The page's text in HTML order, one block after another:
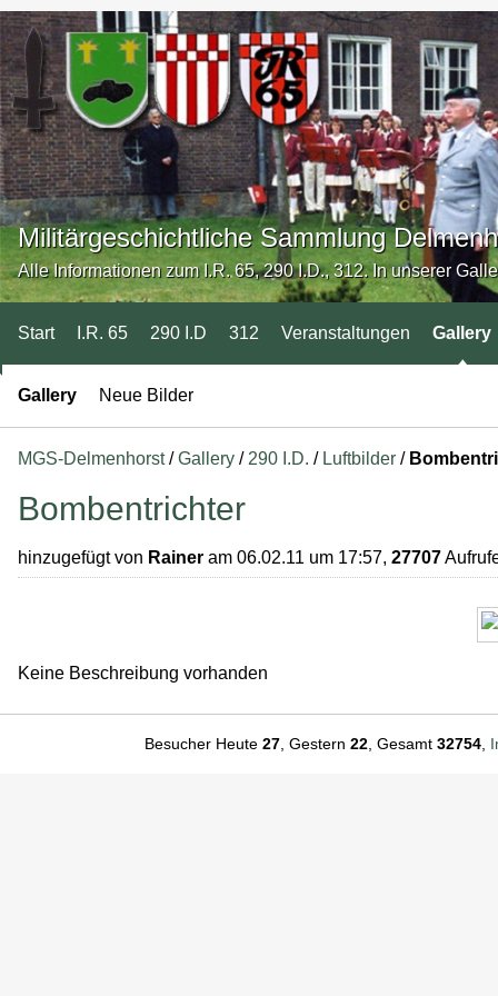
Militärgeschichtliche Sammlung
Alle Informationen zum I.R. 65, 290 I.D., 312. In unserer
Start I.R. 65 290 I.D 312 Veranstaltungen Gallery
Gallery Neue Bilder
MGS-Delmenhorst/Gallery / 290 I.D. / Luftbilder /
Bombentrichter
hinzugefügt von Rainer am 06.02.11 um 17:57, 27707
Keine Beschreibung vorhanden
Besucher Heute 27, Gestern 22, Gesamt 32754,